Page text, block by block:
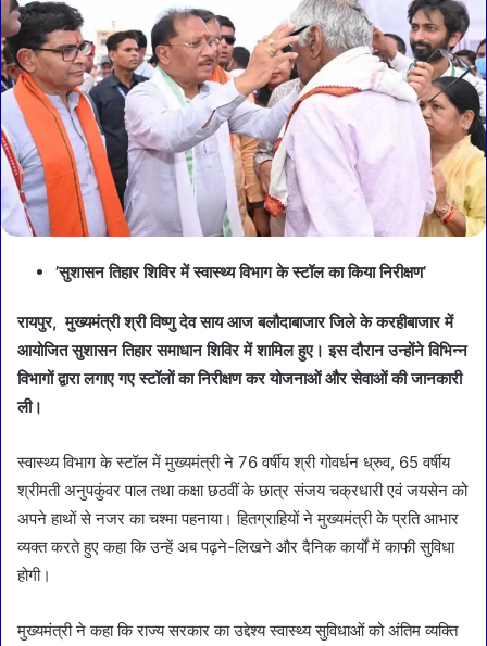
’सुशासन तिहार शिविर में स्वास्थ्य विभाग के स्टॉल का किया निरीक्षण’
रायपुर, मुख्यमंत्री श्री विष्णु देव साय आज बलौदाबाजार जिले के करहीबाजार में
आयोजित सुशासन तिहार समाधान शिविर में शामिल हुए। इस दौरान उन्होंने विभिन्न
विभागों द्वारा लगाए गए स्टॉलों का निरीक्षण कर योजनाओं और सेवाओं की जानकारी
ली।
स्वास्थ्य विभाग के स्टॉल में मुख्यमंत्री ने 76 वर्षीय श्री गोवर्धन ध्रुव, 65 वर्षीय
श्रीमती अनुपकुंवर पाल तथा कक्षा छठवीं के छात्र संजय चक्रधारी एवं जयसेन को
अपने हाथों से नजर का चश्मा पहनाया। हितग्राहियों ने मुख्यमंत्री के प्रति आभार
व्यक्त करते हुए कहा कि उन्हें अब पढ़ने-लिखने और दैनिक कार्यों में काफी सुविधा
होगी।
मुख्यमंत्री ने कहा कि राज्य सरकार का उद्देश्य स्वास्थ्य सुविधाओं को अंतिम व्यक्ति